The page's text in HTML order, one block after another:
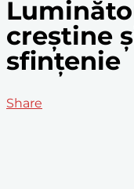
creștine
sfințenie
Share